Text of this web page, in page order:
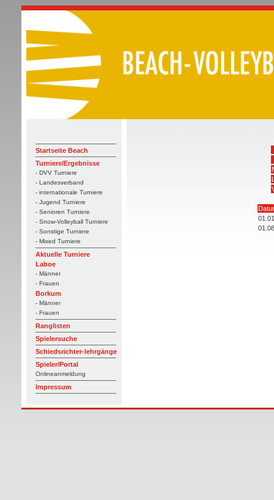
Startseite Beach
Turniere/Ergebnisse
- DVV Turniere
- Landesverband
- internationale Turniere
- Jugend Turniere
- Senioren Turniere
- Snow-Volleyball Turniere
- Sonstige Turniere
- Mixed Turniere
Aktuelle Turniere
Laboe
- Männer
- Frauen
Borkum
- Männer
- Frauen
Ranglisten
Spielersuche
Schiedsrichter-lehrgänge
Spieler/Portal
Onlineanmeldung
Impressum